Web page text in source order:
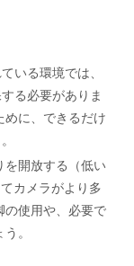
いる環境では、
る必要がありま
めに、できるだけ
を開放する（低い
カメラがより多
の使用や、必要で
。